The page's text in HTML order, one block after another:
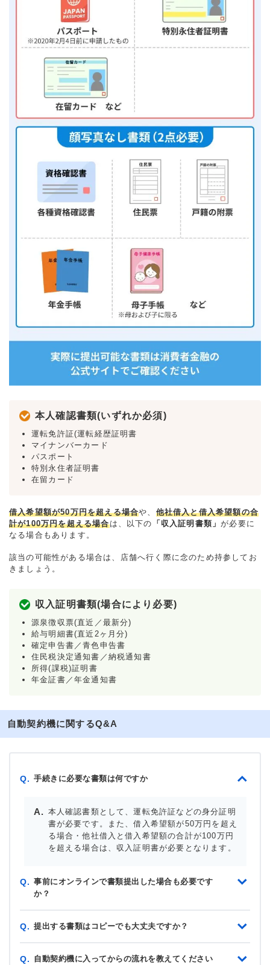
本人確認書類(いずれか必須)
運転免許証(運転経歴証明書
マイナンバーカード
パスポート
特別永住者証明書
在留カード
借入希望額が50万円を超える場合や、 他社借入と借入希望額の合
計が100万円を超える場合は、以下の 「収入証明書類」が必要に
なる場合もあります。
該当の可能性がある場合は、店舗へ行く際に念のため持参してお
きましょう。
収入証明書類(場合により必要)
源泉徴収票(直近／最新分)
給与明細書(直近2ヶ月分)
確定申告書／青色申告書
住民税決定通知書／納税通知書
所得(課税)証明書
年金証書／年金通知書
自動契約機に関するQ&A
Q. 手続きに必要な書類は何ですか
本人確認書類として、運転免許証などの身分証明
書が必要です。また、借入希望額が50万円を超え
る場合・他社借入と借入希望額の合計が100万円
を超える場合は、収入証明書が必要となります。
Q. 事前にオンラインで書類提出した場合も必要です
か？
Q. 提出する書類はコピーでも大丈夫ですか？
Q. 自動契約機に入ってからの流れを教えてください